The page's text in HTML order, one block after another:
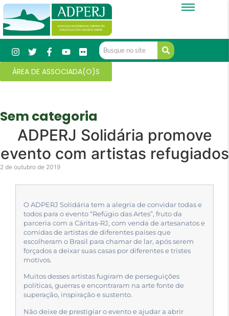
ÁREA DE ASSOCIADA(O)S
Sem categoria
ADPERJ Solidária promove
evento com artistas refugiados
2 de outubro de 2019
O ADPERJ Solidária tem a alegria de convidar todas e
todos para o evento “Refúgio das Artes”, fruto da
parceria com a Cáritas-RJ, com venda de artesanatos e
comidas de artistas de diferentes países que
escolheram o Brasil para chamar de lar, após serem
forçados a deixar suas casas por diferentes e tristes
motivos.
Muitos desses artistas fugiram de perseguições
políticas, guerras e encontraram na arte fonte de
superação, inspiração e sustento.
Não deixe de prestigiar o evento e ajudar a abrir